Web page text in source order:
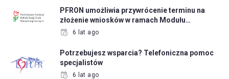
PFRON umożliwia przywrócenie terminu na
złożenie wniosków w ramach Modułu…
6 lat ago
Potrzebujesz wsparcia? Telefoniczna pomoc
specjalistów
6 lat ago